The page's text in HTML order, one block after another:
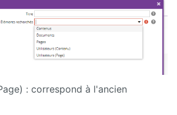
: correspond à l'ancien